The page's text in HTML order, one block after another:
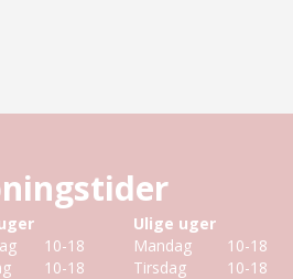
Ulige uger
10-18 Mandag
10-18
10-18 Tirsdag 10-18